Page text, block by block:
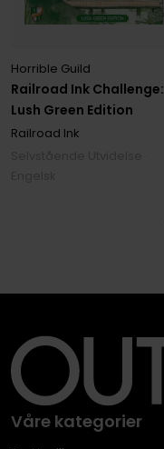
Railroad Ink Challenge:
Lush Green Edition
Horrible Guild
Railroad Ink
Våre kategorier